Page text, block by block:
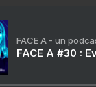
FACE A - un
FACE A #30 :